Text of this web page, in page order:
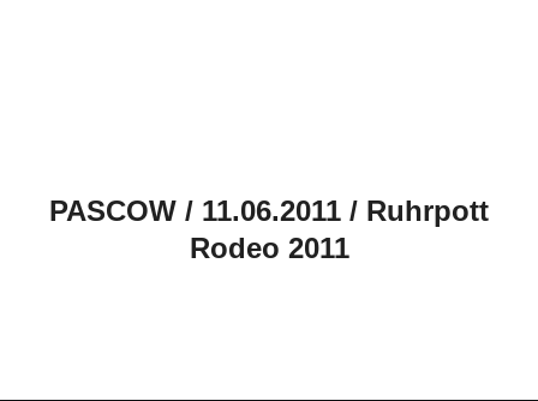
PASCOW / 11.06.2011 / Ruhrpott
Rodeo 2011